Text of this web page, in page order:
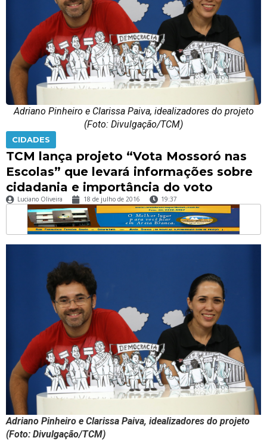
Adriano Pinheiro e Clarissa Paiva, idealizadores do projeto
(Foto: Divulgação/TCM)
CIDADES
TCM lança projeto “Vota Mossoró nas
Escolas” que levará informações sobre
cidadania e importância do voto
Luciano Oliveira 18 de julho de 2016 19:37
Adriano Pinheiro e Clarissa Paiva, idealizadores do projeto
(Foto: Divulgação/TCM)